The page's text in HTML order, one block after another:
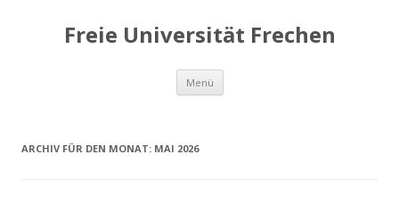
Freie Universität Frechen
Menü Zum
springen
ARCHIV FÜR DEN MONAT: MAI 2026